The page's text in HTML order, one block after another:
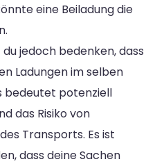
eine Beiladung die
jedoch bedenken, dass
Ladungen im selben
bedeutet potenziell
das Risiko von
Transports. Es ist
dass deine Sachen